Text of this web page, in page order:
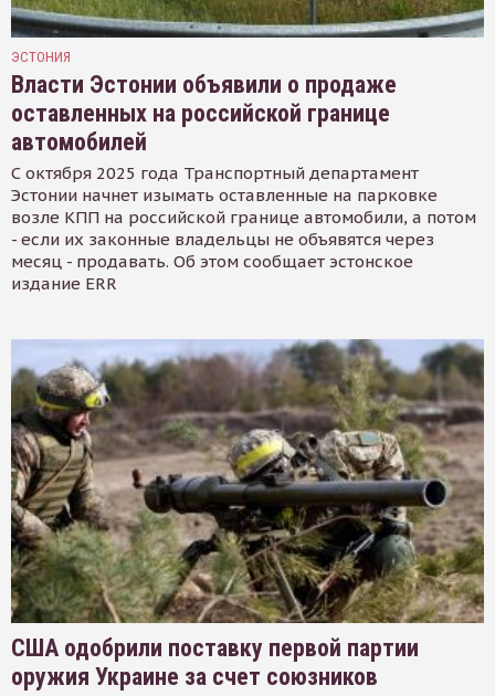
ЭСТОНИЯ
Власти Эстонии объявили о продаже
оставленных на российской границе
автомобилей
С октября 2025 года Транспортный департамент
Эстонии начнет изымать оставленные на парковке
возле КПП на российской границе автомобили, а потом
- если их законные владельцы не объявятся через
месяц - продавать. Об этом сообщает эстонское
издание ERR
США одобрили поставку первой партии
оружия Украине за счет союзников